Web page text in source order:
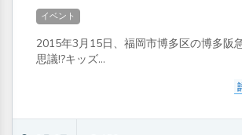
イベント
2015年3月15日、福岡市博多区の博多阪
思議!?キッズ...